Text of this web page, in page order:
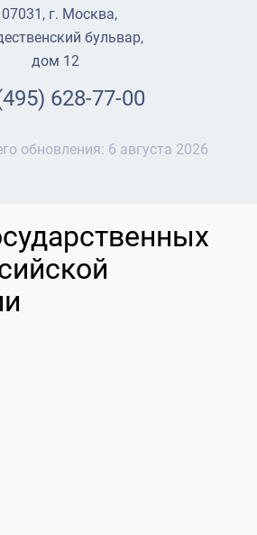
г. Москва,
бульвар,
дом 12
628-77-00
обновления: 6 августа 2026